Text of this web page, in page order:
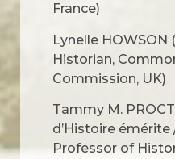
France)
Lynelle HOWSON
Historian,
Commission, UK)
Tammy M.
d’Histoire
Professor of